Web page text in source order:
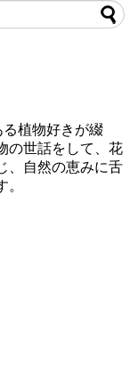
植物好きが綴
の世話をして、花
、自然の恵みに舌